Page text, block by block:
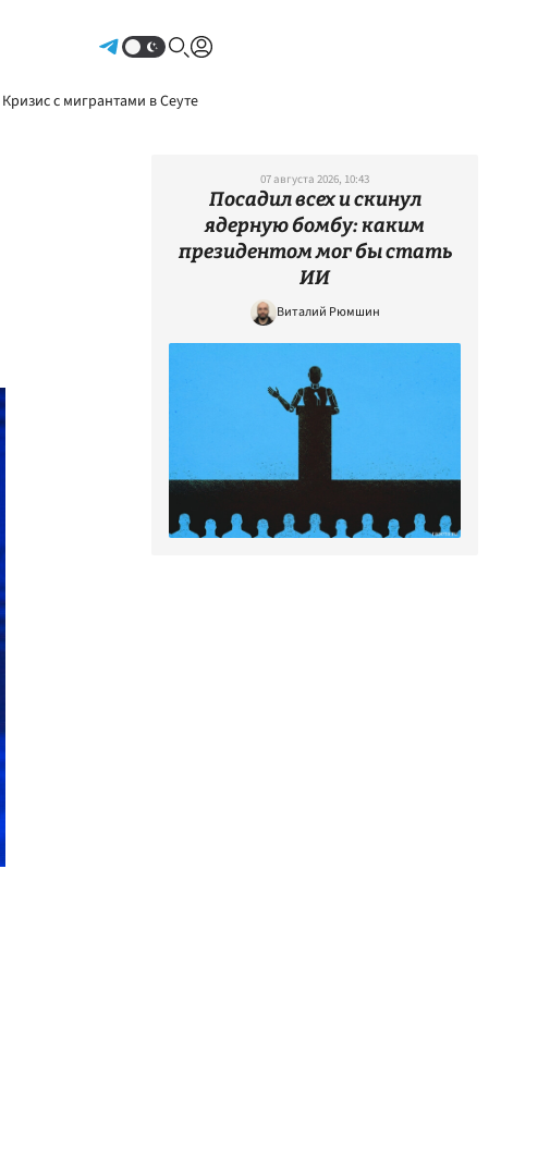
Кризис с мигрантами в Сеуте
07 августа 2026, 10:43
Посадил всех и скинул
ядерную бомбу: каким
президентом мог бы стать
ИИ
Виталий Рюмшин